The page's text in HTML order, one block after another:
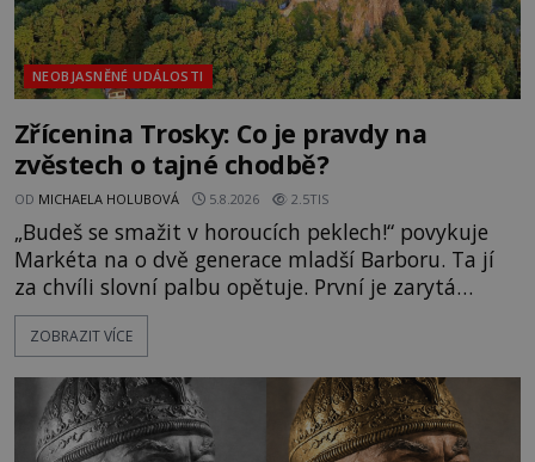
NEOBJASNĚNÉ UDÁLOSTI
Zřícenina Trosky: Co je pravdy na
zvěstech o tajné chodbě?
OD MICHAELA HOLUBOVÁ 5.8.2026 2.5TIS
„Budeš se smažit v horoucích peklech!“ povykuje
Markéta na o dvě generace mladší Barboru. Ta jí
za chvíli slovní palbu opětuje. První je zarytá
katolička, druhá přesvědčená kališnice. A každá z
nich se usídlí na jedné z věží slavného hradu
mezi vůdce protihusitského boje. Za manželku má
skutečně jistou
ZOBRAZIT VÍCE